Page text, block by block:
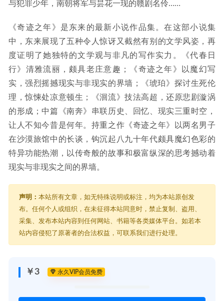
与犯罪少年，南朝将军与昙花一现的赣剧名伶……
《奇迹之年》是东来的最新小说作品集。在这部小说集
中，东来展现了五种令人惊讶又截然有别的文学风姿，再
度证明了她独特的文学观与非凡的写作实力。《代春日
行》清雅流丽，颇具老庄意趣；《奇迹之年》以魔幻写
实，强烈摇撼现实与非现实的界墙；《琥珀》探讨生死伦
理，惊悚处凉意顿生；《洄流》技法高超，还原悲剧漩涡
的形成；中篇《南奔》串联历史、回忆、现实三重时空，
让人不知今昔是何年。持重之作《奇迹之年》以两名男子
在沙漠旅馆中的长谈，钩沉起八九十年代颇具魔幻色彩的
特异功能热潮，以传奇般的故事和极富纵深的思考撼动着
现实与非现实之间的界墙。
声明： 本站所有文章，如无特殊说明或标注，均为本站原创发
布。任何个人或组织，在未征得本站同意时，禁止复制、盗用、
采集、发布本站内容到任何网站、书籍等各类媒体平台。如若本
站内容侵犯了原著者的合法权益，可联系我们进行处理。
￥3 永久VIP会员免费